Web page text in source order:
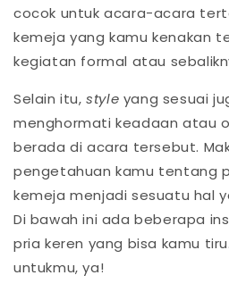
cocok untuk acara-acara
kemeja yang kamu kenakan
kegiatan formal atau
Selain itu,style yang sesuai
menghormati keadaan atau
berada di acara tersebut.
pengetahuan kamu tentang
kemeja menjadi sesuatu hal
Di bawah ini ada beberapa
pria keren yang bisa kamu
untukmu, ya!